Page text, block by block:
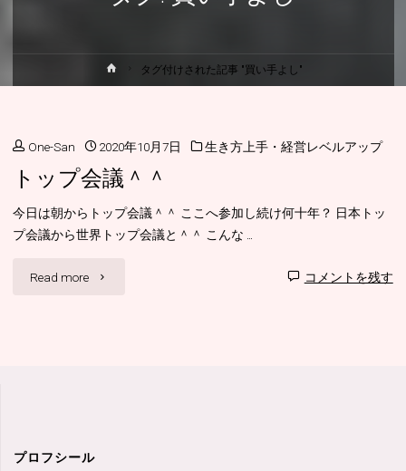
ー
タグ付けされた記事 "買い手よし"
One-San 2020年10月7日 生き方上手・経営レベルアップ
トップ会議＾＾
今日は朝からトップ会議＾＾ ここへ参加し続け何十年？ 日本トッ
プ会議から世界トップ会議と＾＾ こんな …
Read more "ト
＾
コメントを残す
プロフシール